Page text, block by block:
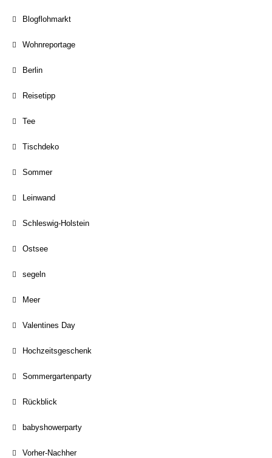
Blogflohmarkt
Wohnreportage
Berlin
Reisetipp
Tee
Tischdeko
Sommer
Leinwand
Schleswig-Holstein
Ostsee
segeln
Meer
Valentines Day
Hochzeitsgeschenk
Sommergartenparty
Rückblick
babyshowerparty
Vorher-Nachher